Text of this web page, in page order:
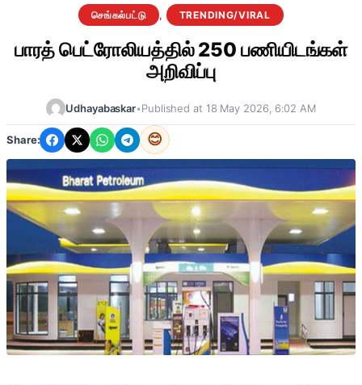
செங்கல்பட்டு , TRENDING/VIRAL
பாரத் பெட்ரோலியத்தில் 250 பணியிடங்கள்
அறிவிப்பு
Udhayabaskar•Published at 18 May 2026, 6:02 AM
Share: 😊